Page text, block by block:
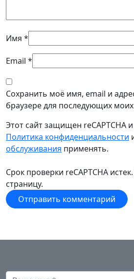
Имя *
Email *
Сохранить моё имя, email и
браузере для последующих
Этот сайт защищен reCAPTCHA
Политика конфиденциальности
обслуживания применять.
Срок проверки reCAPTCHA
страницу.